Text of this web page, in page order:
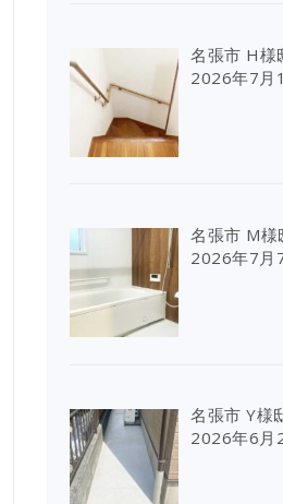
名張市 H様
2026年7月
名張市 M様
2026年7月
名張市 Y様
2026年6月